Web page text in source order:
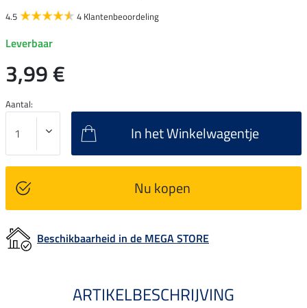
4.5 4 Klantenbeoordeling
Leverbaar
3,99 €
Aantal:
In het Winkelwagentje
Nu kopen
Beschikbaarheid in de MEGA STORE
ARTIKELBESCHRIJVING